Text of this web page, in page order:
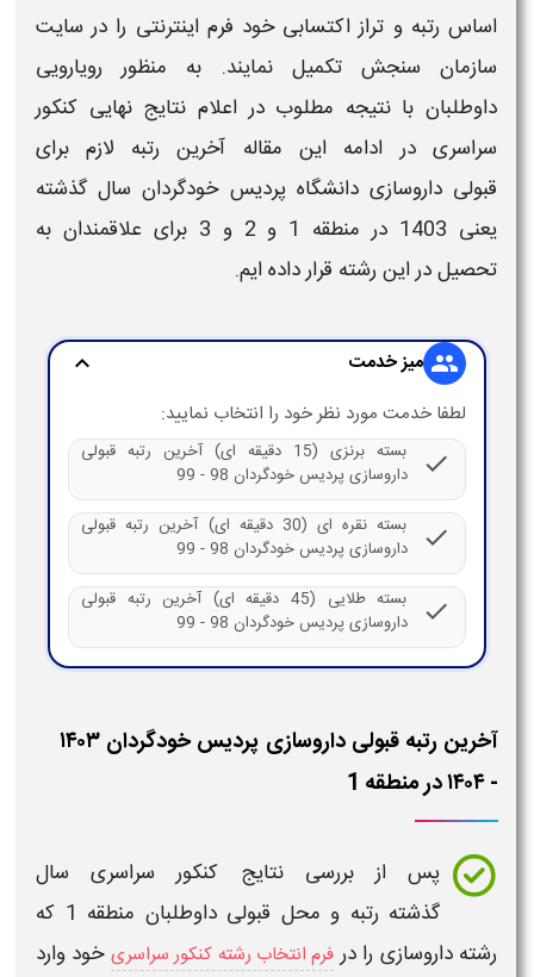
اساس رتبهو تراز اکتسابی خود فرم اینترنتی را در سایت
سازمان سنجش تکمیل نمایند. به منظور رویارویی
داوطلبان با نتیجه مطلوب در اعلام نتایج نهایی کنکور
سراسری در ادامه این مقاله آخرین رتبه لازم برای
قبولیداروسازیدانشگاهپردیس خودگردان سال گذشته
یعنی 1403
در منطقه 1 و 2 و 3 برای علاقمندان به
تحصیل در این رشته قرار داده ایم.
group میز خدمت expand_more
لطفا خدمت مورد نظر خود را انتخاب نمایید:
check
بسته برنزی (15 دقیقه ای) آخرین رتبه قبولی
داروسازی پردیس خودگردان 98 - 99
check
بسته نقره ای (30 دقیقه ای) آخرین رتبه قبولی
داروسازی پردیس خودگردان 98 - 99
check
بسته طلایی (45 دقیقه ای) آخرین رتبه قبولی
داروسازی پردیس خودگردان 98 - 99
آخرین رتبه قبولی داروسازی پردیس خودگردان ۱۴۰۳
- ۱۴۰۴ در منطقه 1
پس از بررسینتایج کنکور سراسریسال
گذشته رتبه و محل قبولی داوطلبان منطقه 1
که
رشتهداروسازی را در فرم انتخاب رشته کنکور سراسری خود وارد